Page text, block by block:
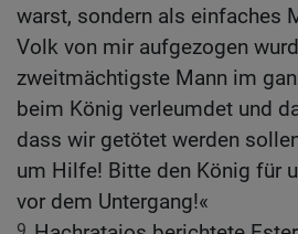
warst, sondern als einfaches
Volk von mir aufgezogen
zweitmächtigste Mann im
beim König verleumdet und
dass wir getötet werden
um Hilfe! Bitte den König für
vor dem Untergang!«